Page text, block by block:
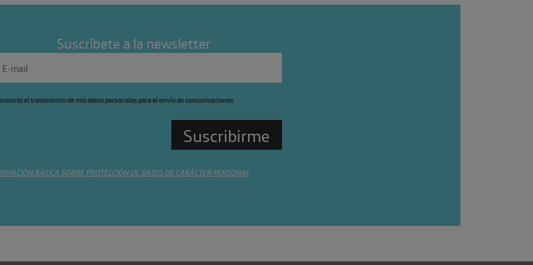
Suscríbete a la newsletter
el tratamiento de mis datos personales para el envío de comunicaciones
BÁSICA SOBRE PROTECCIÓN DE DATOS DE CARÁCTER PERSONAL